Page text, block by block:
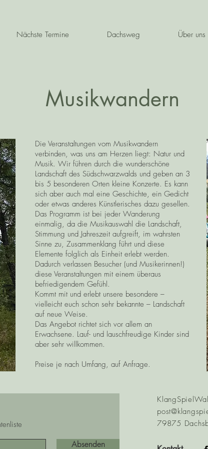
Nächste Termine Dachsweg Über uns
Musikwandern
Die Veranstaltungen vom Musikwandern
verbinden, was uns am Herzen liegt: Natur und
Musik. Wir führen durch die wunderschöne
Landschaft des Südschwarzwalds und geben an 3
bis 5 besonderen Orten kleine Konzerte. Es kann
sich aber auch mal eine Geschichte, ein Gedicht
oder etwas anderes Künstlerisches dazu gesellen.
Das Programm ist bei jeder Wanderung
einmalig, da die Musikauswahl die Landschaft,
Stimmung und Jahreszeit aufgreift, im wahrsten
Sinne zu, Zusammenklang führt und diese
Elemente folglich als Einheit erlebt werden.
Dadurch verlassen Besucher (und Musikerinnen!)
diese Veranstaltungen mit einem überaus
befriedigendem Gefühl.
Kommt mit und erlebt unsere besondere –
vielleicht euch schon sehr bekannte – Landschaft
auf neue Weise.
Das Angebot richtet sich vor allem an
Erwachsene. Lauf- und lauschfreudige Kinder sind
aber sehr willkommen.
Preise je nach Umfang, auf Anfrage.
Absenden
79875